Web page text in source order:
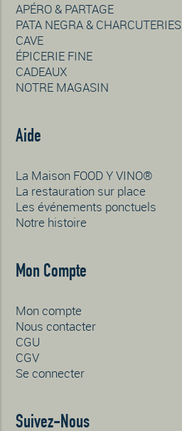
APÉRO & PARTAGE
PATA NEGRA & CHARCUTERIES
CAVE
ÉPICERIE FINE
CADEAUX
NOTRE MAGASIN
Aide
La Maison FOOD Y VINO®
La restauration sur place
Les événements ponctuels
Notre histoire
Mon Compte
Mon compte
Nous contacter
CGU
CGV
Se connecter
Suivez-Nous